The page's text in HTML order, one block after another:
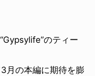
のティー
月の本編に期待を膨